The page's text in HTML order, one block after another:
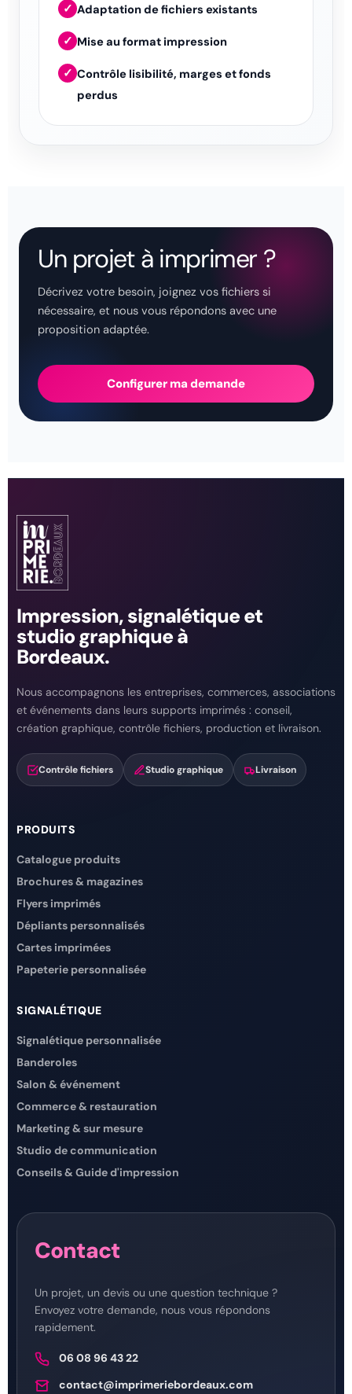
✓ Adaptation de fichiers existants
✓ Mise au format impression
✓ Contrôle lisibilité, marges et fonds
perdus
Un projet à imprimer ?
Décrivez votre besoin, joignez vos fichiers si
nécessaire, et nous vous répondons avec une
proposition adaptée.
Configurer ma demande
Impression, signalétique et
studio graphique à
Bordeaux.
Nous accompagnons les entreprises, commerces, associations
et événements dans leurs supports imprimés : conseil,
création graphique, contrôle fichiers, production et livraison.
Contrôle fichiers Studio graphique Livraison
PRODUITS
Catalogue produits
Brochures & magazines
Flyers imprimés
Dépliants personnalisés
Cartes imprimées
Papeterie personnalisée
SIGNALÉTIQUE
Signalétique personnalisée
Banderoles
Salon & événement
Commerce & restauration
Marketing & sur mesure
Studio de communication
Conseils & Guide d'impression
Contact
Un projet, un devis ou une question technique ?
Envoyez votre demande, nous vous répondons
rapidement.
06 08 96 43 22
contact@imprimeriebordeaux.com